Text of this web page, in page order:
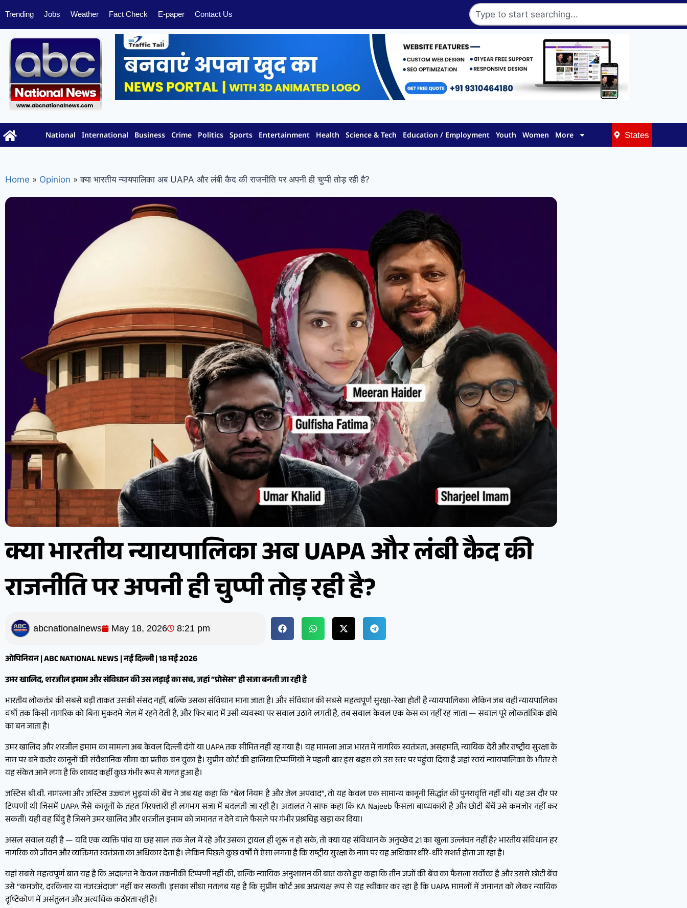
Trending Jobs Weather Fact Check E-paper Contact Us
National International Business Crime Politics Sports Entertainment Health Science & Tech Education / Employment Youth Women More States
Home » Opinion » क्या भारतीय न्यायपालिका अब UAPA और लंबी कैद की राजनीति पर अपनी ही चुप्पी तोड़ रही है?
क्या भारतीय न्यायपालिका अब UAPA और लंबी कैद की
राजनीति पर अपनी ही चुप्पी तोड़ रही है?
abcnationalnews May 18, 2026 8:21 pm
ओपिनियन | ABC NATIONAL NEWS | नई दिल्ली | 18 मई 2026
उमर खालिद, शरजील इमाम और संविधान की उस लड़ाई का सच, जहां “प्रोसेस” ही सजा बनती जा रही है
भारतीय लोकतंत्र की सबसे बड़ी ताकत उसकी संसद नहीं, बल्कि उसका संविधान माना जाता है। और संविधान की सबसे महत्वपूर्ण सुरक्षा-रेखा होती है न्यायपालिका। लेकिन जब वही न्यायपालिका
वर्षों तक किसी नागरिक को बिना मुकदमे जेल में रहने देती है, और फिर बाद में उसी व्यवस्था पर सवाल उठाने लगती है, तब सवाल केवल एक केस का नहीं रह जाता — सवाल पूरे लोकतांत्रिक ढांचे
का बन जाता है।
उमर खालिद और शरजील इमाम का मामला अब केवल दिल्ली दंगों या UAPA तक सीमित नहीं रह गया है। यह मामला आज भारत में नागरिक स्वतंत्रता, असहमति, न्यायिक देरी और राष्ट्रीय सुरक्षा के
नाम पर बने कठोर कानूनों की संवैधानिक सीमा का प्रतीक बन चुका है। सुप्रीम कोर्ट की हालिया टिप्पणियों ने पहली बार इस बहस को उस स्तर पर पहुंचा दिया है जहां स्वयं न्यायपालिका के भीतर से
यह संकेत आने लगा है कि शायद कहीं कुछ गंभीर रूप से गलत हुआ है।
जस्टिस बी.वी. नागरत्ना और जस्टिस उज्ज्वल भुइयां की बेंच ने जब यह कहा कि “बेल नियम है और जेल अपवाद”, तो यह केवल एक सामान्य कानूनी सिद्धांत की पुनरावृत्ति नहीं थी। यह उस दौर पर
टिप्पणी थी जिसमें UAPA जैसे कानूनों के तहत गिरफ्तारी ही लगभग सजा में बदलती जा रही है। अदालत ने साफ कहा कि KA Najeeb फैसला बाध्यकारी है और छोटी बेंचें उसे कमजोर नहीं कर
सकतीं। यही वह बिंदु है जिसने उमर खालिद और शरजील इमाम को जमानत न देने वाले फैसले पर गंभीर प्रश्नचिह्न खड़ा कर दिया।
असल सवाल यही है — यदि एक व्यक्ति पांच या छह साल तक जेल में रहे और उसका ट्रायल ही शुरू न हो सके, तो क्या यह संविधान के अनुच्छेद 21 का खुला उल्लंघन नहीं है? भारतीय संविधान हर
नागरिक को जीवन और व्यक्तिगत स्वतंत्रता का अधिकार देता है। लेकिन पिछले कुछ वर्षों में ऐसा लगता है कि राष्ट्रीय सुरक्षा के नाम पर यह अधिकार धीरे-धीरे सशर्त होता जा रहा है।
यहां सबसे महत्वपूर्ण बात यह है कि अदालत ने केवल तकनीकी टिप्पणी नहीं की, बल्कि न्यायिक अनुशासन की बात करते हुए कहा कि तीन जजों की बेंच का फैसला सर्वोच्च है और उससे छोटी बेंच
उसे “कमजोर, दरकिनार या नजरअंदाज” नहीं कर सकती। इसका सीधा मतलब यह है कि सुप्रीम कोर्ट अब अप्रत्यक्ष रूप से यह स्वीकार कर रहा है कि UAPA मामलों में जमानत को लेकर न्यायिक
दृष्टिकोण में असंतुलन और अत्यधिक कठोरता रही है।